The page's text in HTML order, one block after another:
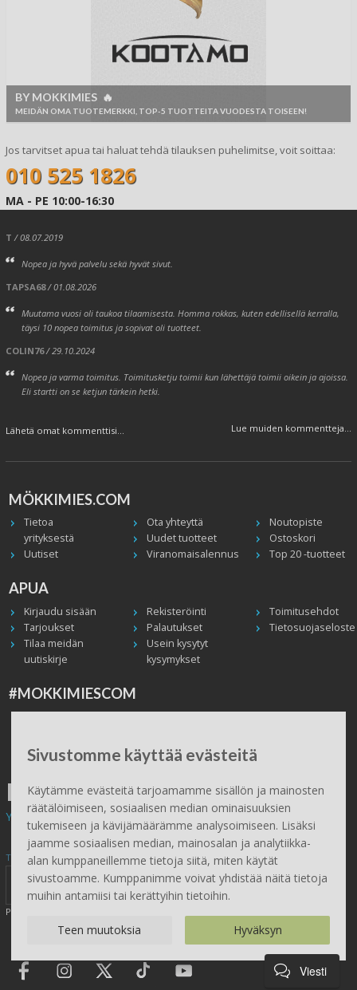
Sivustomme käyttää evästeitä
Käytämme evästeitä tarjoamamme sisällön ja mainosten
räätälöimiseen, sosiaalisen median ominaisuuksien
tukemiseen ja kävijämäärämme analysoimiseen. Lisäksi
jaamme sosiaalisen median, mainosalan ja analytiikka-
alan kumppaneillemme tietoja siitä, miten käytät
sivustoamme. Kumppanimme voivat yhdistää näitä tietoja
muihin antamiisi tai kerättyihin tietoihin.
Teen muutoksia Hyväksyn
BY MOKKIMIES 🔥
MEIDÄN OMA TUOTEMERKKI, TOP-5 TUOTTEITA VUODESTA TOISEEN!
Jos tarvitset apua tai haluat tehdä tilauksen puhelimitse, voit soittaa:
010 525 1826
MA - PE 10:00-16:30
T / 08.07.2019
Nopea ja hyvä palvelu sekä hyvät sivut.
TAPSA68/ 01.08.2026
Muutama vuosi oli taukoa tilaamisesta. Homma rokkas, kuten edellisellä kerralla,
täysi 10 nopea toimitus ja sopivat oli tuotteet.
COLIN76/ 29.10.2024
Nopea ja varma toimitus. Toimitusketju toimii kun lähettäjä toimii oikein ja ajoissa.
Eli startti on se ketjun tärkein hetki.
Lähetä omat kommenttisi... Lue muiden kommentteja...
MÖKKIMIES.COM
Tietoa
yrityksestä
Ota yhteyttä
Noutopiste
Uudet tuotteet
Ostoskori
Uutiset
Viranomaisalennus Top 20 -tuotteet
APUA
Kirjaudu sisään Rekisteröinti
Toimitusehdot
Tarjoukset
Palautukset
Tietosuojaseloste
Tilaa meidän
uutiskirje
Usein kysytyt
kysymykset
#MOKKIMIESCOM
Peruuta tilaus
ILMAINEN TOIMITUS
Yli 100 € tilauksiin.
Tilaa Mökkimies.comin uutiskirje tästä
Painamalla lähetä, hyväksyt henkilötietojen tallentamisen (
Viesti